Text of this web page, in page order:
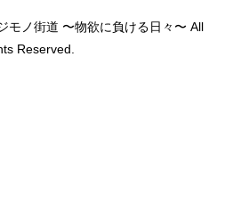
ノ街道 〜物欲に負ける日々〜 All
Reserved.